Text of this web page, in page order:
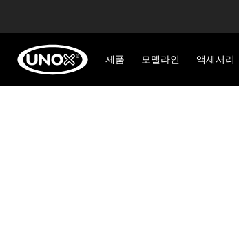
제품 모델라인 액세서리